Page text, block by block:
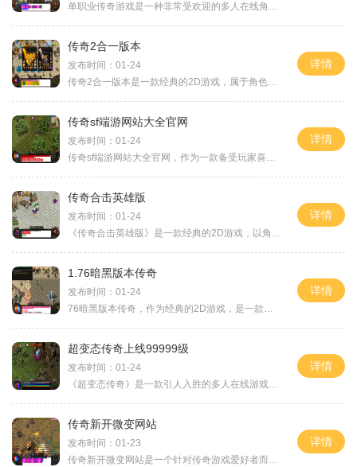
单职业传奇游戏是一种非常受欢迎的多人在线角色扮演游戏。与传统的多职业游戏不同，单职业传奇游戏中的玩家只能选择一个职业进行冒险，这使得游戏更有挑战性和深度。在这篇文
传奇2合一版本
发布时间：01-24
传奇2合一版本是一款经典的2D游戏，属于角色扮演类游戏，也是一款具有万人在线的游戏。游戏中玩家可以通过与其他玩家互动来升级自己的角色，游戏中的主城是玩家们互动的核心地
详情
传奇sf端游网站大全官网
发布时间：01-24
传奇sf端游网站大全官网，作为一款备受玩家喜爱的端游网站，给广大玩家提供了丰富多样的游戏选择，以及独特的玩法体验。你可以找到一系列传奇类游戏，通过简单操作就能享受到激
详情
传奇合击英雄版
发布时间：01-24
《传奇合击英雄版》是一款经典的2D游戏，以角色扮演为主题，是一款以万人在线互动为特色的游戏。它以其独特的玩法和刺激的战斗吸引了众多玩家的追捧。下面就为大家介绍一下这款
详情
1.76暗黑版本传奇
发布时间：01-24
76暗黑版本传奇，作为经典的2D游戏，是一款引领角色扮演游戏潮流的力作。这款游戏拥有万人在线、玩家互动、副本挑战、4PK系统、爆装、自由交易等特色特点，还具备多人在线交互的
详情
超变态传奇上线99999级
发布时间：01-24
《超变态传奇》是一款引人入胜的多人在线游戏，让玩家在虚拟的世界中尽情展开冒险。该游戏不仅具有绚丽多彩的游戏画面和震撼的音效，还拥有创新独特的玩法，使得玩家能够充分
详情
传奇新开微变网站
发布时间：01-23
传奇新开微变网站是一个针对传奇游戏爱好者而设计的新型游戏平台。这个网站以提供精彩刺激的游戏体验为目标，汇集了大量的玩家和热衷于传奇游戏的职业玩家。通过这个网站，玩
详情